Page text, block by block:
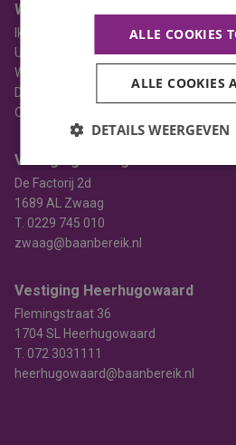
Werkgever
Ik heb een vacature
Uitzenden
Werving & selectie
Detacheren
Opleiden
Vestiging Zwaag
De Factorij 2d
1689 AL Zwaag
T. 0229 745 010
zwaag@baanbereik.nl
Vestiging Heerhugowaard
Flemingstraat 36
1704 SL Heerhugowaard
T. 072 3031111
heerhugowaard@baanbereik.nl
ALLE COOKIES
ALLE COOKIES
DETAILS WEERGEVEN